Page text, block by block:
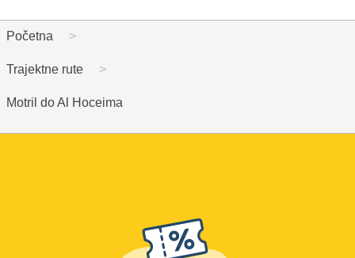
Početna
Trajektne rute
Motril do Al Hoceima